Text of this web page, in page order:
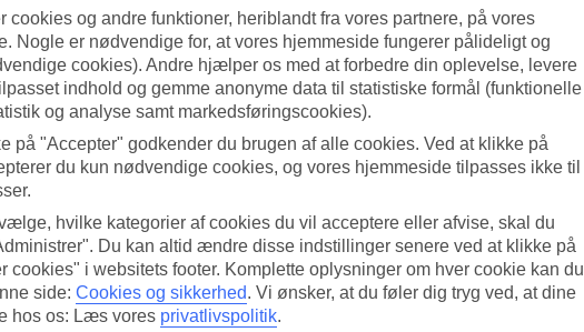
cookies og andre funktioner, heriblandt fra vores partnere, på vores
Nogle er nødvendige for, at vores hjemmeside fungerer pålideligt og
cookies). Andre hjælper os med at forbedre din oplevelse, levere
indhold og gemme anonyme data til statistiske formål (funktionelle
og analyse samt markedsføringscookies).
på "Accepter" godkender du brugen af alle cookies. Ved at klikke på
du kun nødvendige cookies, og vores hjemmeside tilpasses ikke til
hvilke kategorier af cookies du vil acceptere eller afvise, skal du
Du kan altid ændre disse indstillinger senere ved at klikke på
cookies" i websitets footer. Komplette oplysninger om hver cookie kan du
side: Cookies og sikkerhed. Vi ønsker, at du føler dig tryg ved, at dine
hos os: Læs vores privatlivspolitik.